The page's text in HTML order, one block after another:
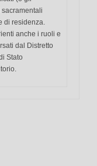
di residenza.
anche i ruoli e
dal Distretto
Stato